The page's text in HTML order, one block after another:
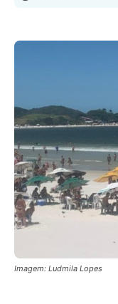
Imagem: Ludmila Lopes